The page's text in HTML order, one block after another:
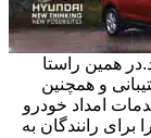
همین راستا
و همچنین
امداد خودرو
رانندگان به